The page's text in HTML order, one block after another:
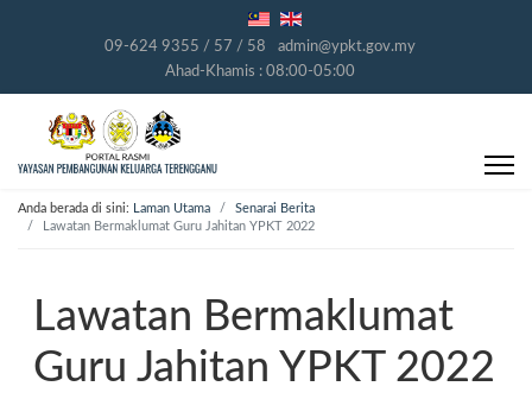
09-624 9355 / 57 / 58
admin@ypkt.gov.my
Ahad-Khamis : 08:00-05:00
Anda berada di sini: Laman Utama
Senarai Berita
Lawatan Bermaklumat Guru Jahitan YPKT 2022
Lawatan Bermaklumat
Guru Jahitan YPKT 2022